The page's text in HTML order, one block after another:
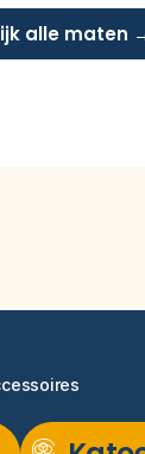
alle maten